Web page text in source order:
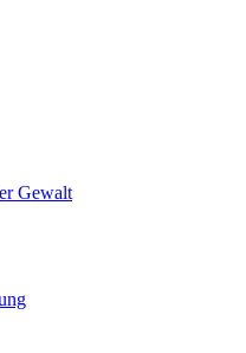
Gewalt